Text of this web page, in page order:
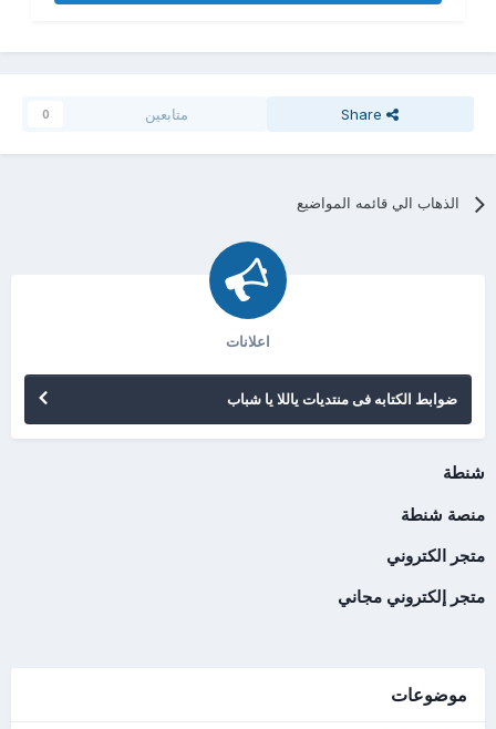
Share متابعين 0
الذهاب الي قائمه المواضيع
اعلانات
ضوابط الكتابه فى منتديات ياللا يا شباب
شنطة
منصة شنطة
متجر الكتروني
متجر إلكتروني مجاني
موضوعات